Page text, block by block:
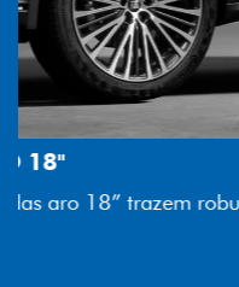
FAROL FULL LED
Tecnologia dos faróis
melhor luminosidade,